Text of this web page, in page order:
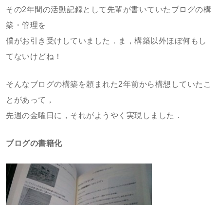
その2年間の活動記録として先輩が書いていたブログの構
築・管理を
僕がお引き受けしていました．ま，構築以外ほぼ何もし
てないけどね！
そんなブログの構築を頼まれた2年前から構想していたこ
とがあって，
先週の金曜日に，それがようやく実現しました．
ブログの書籍化